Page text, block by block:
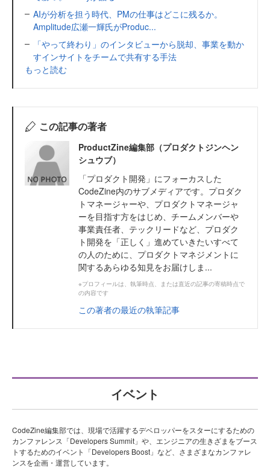
AIが分析を担う時代、PMの仕事はどこに残るか。
Amplitude広瀬一輝氏がProduc...
「やって終わり」のインタビューから脱却、事業を動か
すインサイトをチームで共有する手法
もっと読む
この記事の著者
ProductZine編集部（プロダクトジンヘン
シュウブ）
「プロダクト開発」にフォーカスした
CodeZine内のサブメディアです。プロダク
トマネージャーや、プロダクトマネージャ
ーを目指す方をはじめ、チームメンバーや
事業責任者、テックリードなど、プロダク
ト開発を「正しく」進めていきたいすべて
の人のために、プロダクトマネジメントに
関するあらゆる知見をお届けしま...
※プロフィールは、執筆時点、または直近の記事の寄稿時点で
の内容です
この著者の最近の執筆記事
イベント
CodeZine編集部では、現場で活躍するデベロッパーをスターにするための
カンファレンス「Developers Summit」や、エンジニアの生きざまをブース
トするためのイベント「Developers Boost」など、さまざまなカンファレ
ンスを企画・運営しています。